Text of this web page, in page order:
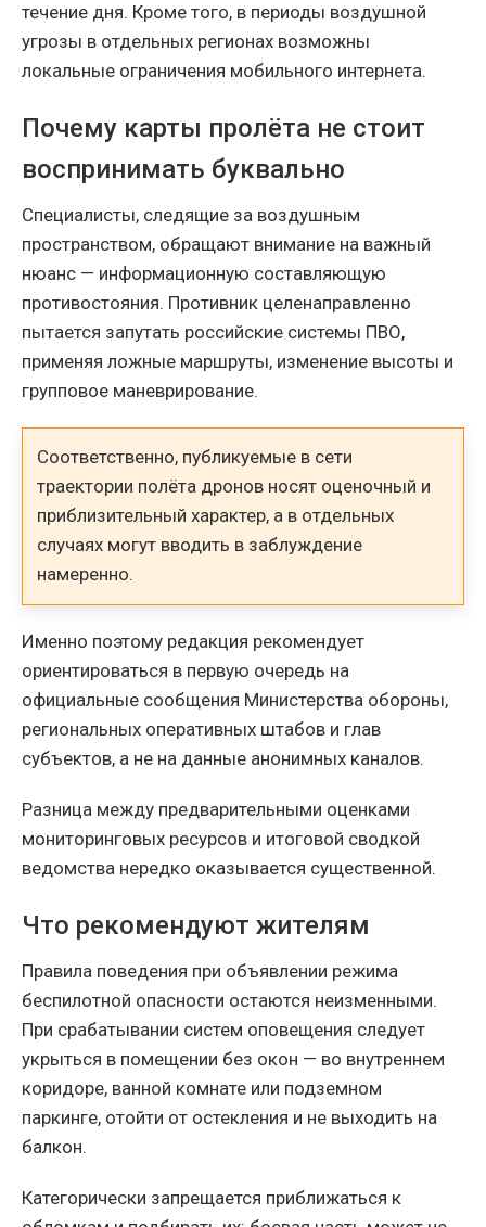
течение дня. Кроме того, в периоды воздушной
угрозы в отдельных регионах возможны
локальные ограничения мобильного интернета.
Почему карты пролёта не стоит
воспринимать буквально
Специалисты, следящие за воздушным
пространством, обращают внимание на важный
нюанс — информационную составляющую
противостояния. Противник целенаправленно
пытается запутать российские системы ПВО,
применяя ложные маршруты, изменение высоты и
групповое маневрирование.
Соответственно, публикуемые в сети
траектории полёта дронов носят оценочный и
приблизительный характер, а в отдельных
случаях могут вводить в заблуждение
намеренно.
Именно поэтому редакция рекомендует
ориентироваться в первую очередь на
официальные сообщения Министерства обороны,
региональных оперативных штабов и глав
субъектов, а не на данные анонимных каналов.
Разница между предварительными оценками
мониторинговых ресурсов и итоговой сводкой
ведомства нередко оказывается существенной.
Что рекомендуют жителям
Правила поведения при объявлении режима
беспилотной опасности остаются неизменными.
При срабатывании систем оповещения следует
укрыться в помещении без окон — во внутреннем
коридоре, ванной комнате или подземном
паркинге, отойти от остекления и не выходить на
балкон.
Категорически запрещается приближаться к